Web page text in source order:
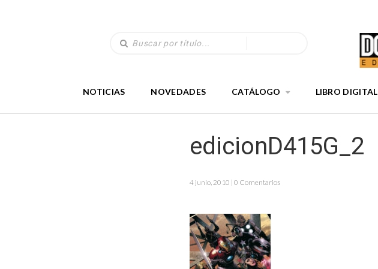
NOTICIAS NOVEDADES CATÁLOGO LIBRO DIGITAL
edicionD415G_2
4 junio, 2010 | 0 Comentarios